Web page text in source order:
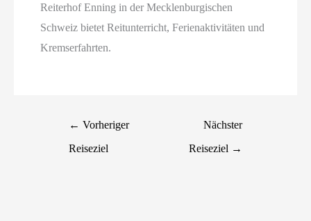
Reiterhof Enning in der Mecklenburgischen
Schweiz bietet Reitunterricht, Ferienaktivitäten und
Kremserfahrten.
← Vorheriger
Reiseziel
Nächster
Reiseziel →